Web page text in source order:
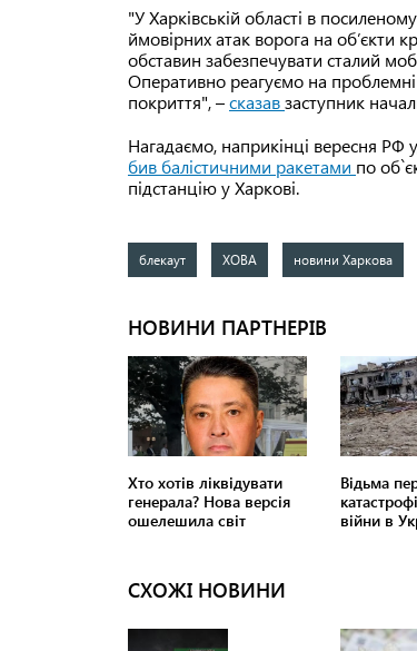
"У Харківській області в
ймовірних атак ворога на об’єкти
обставин забезпечувати сталий
Оперативно реагуємо на проблемні
покриття", –сказавзаступник
Нагадаємо, наприкінці вересня РФ
бив балістичними ракетами по
підстанцію у Харкові.
блекаут ХОВА новини Харкова
СХОЖІ НОВИНИ